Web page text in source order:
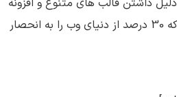
داشتن قالب های متنوع و افزونه
های فراوان آن موجب شده که 30 درصد از دنیای وب را به انحصار